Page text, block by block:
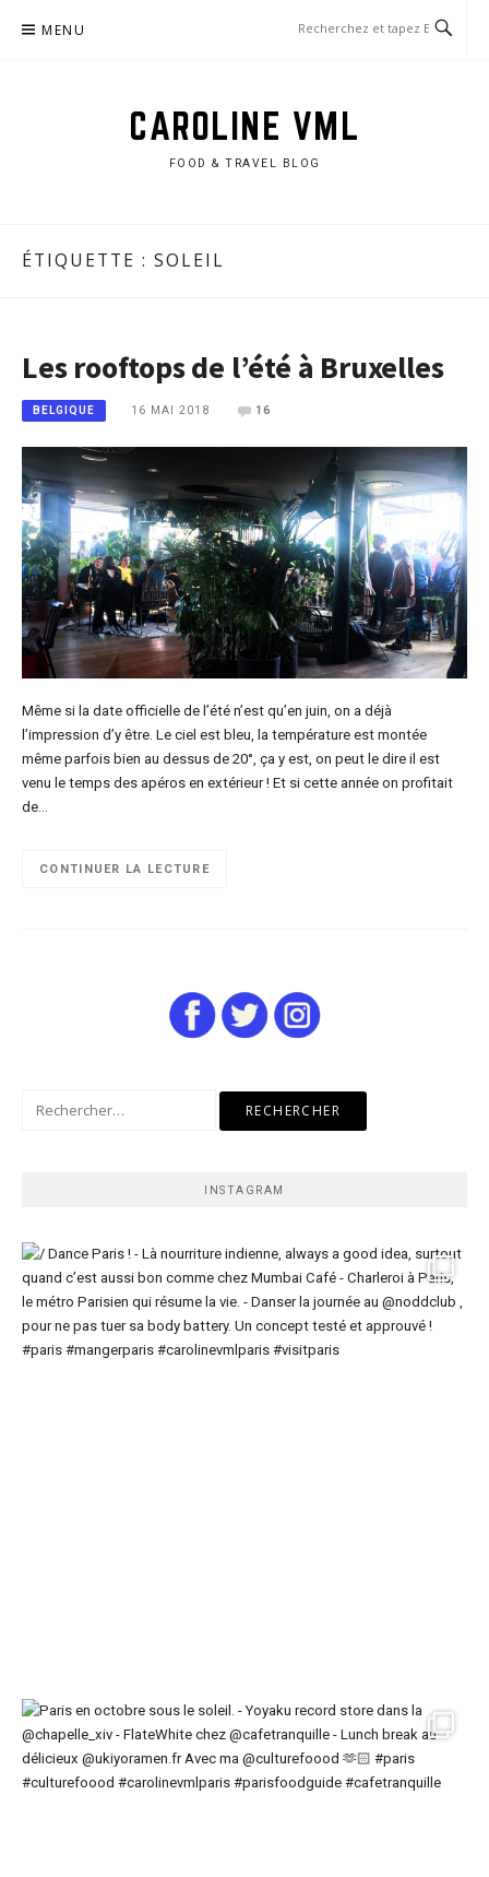
MENU
CAROLINE VML
FOOD & TRAVEL BLOG
ÉTIQUETTE : SOLEIL
Les rooftops de l’été à Bruxelles
BELGIQUE 16 MAI 2018 16
Même si la date officielle de l’été n’est qu’en juin, on a déjà
l’impression d’y être. Le ciel est bleu, la température est montée
même parfois bien au dessus de 20°, ça y est, on peut le dire il est
venu le temps des apéros en extérieur ! Et si cette année on profitait
de…
CONTINUER LA LECTURE
INSTAGRAM